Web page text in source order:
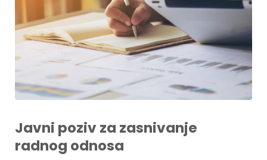
Javni poziv za zasnivanje
radnog odnosa